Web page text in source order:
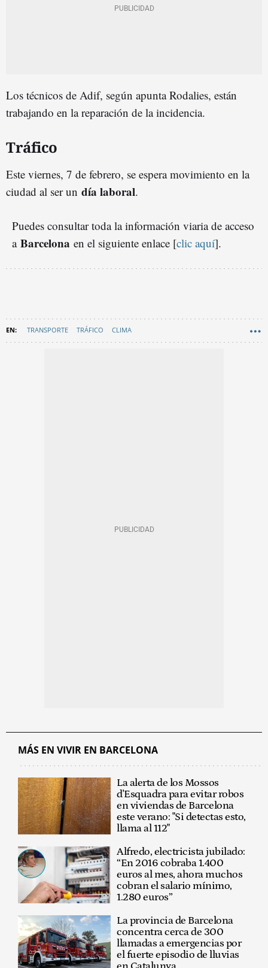
Los técnicos de Adif, según apunta Rodalies, están
trabajando en la reparación de la incidencia.
Tráfico
Este viernes, 7 de febrero, se espera movimiento en la
ciudad al ser un día laboral.
Puedes consultar toda la información viaria de acceso
a Barcelona en el siguiente enlace [clic aquí].
TRANSPORTE TRÁFICO CLIMA
MÁS EN VIVIR EN BARCELONA
La alerta de los Mossos
d'Esquadra para evitar robos
en viviendas de Barcelona
este verano: "Si detectas esto,
llama al 112"
Alfredo, electricista jubilado:
“En 2016 cobraba 1.400
euros al mes, ahora muchos
cobran el salario mínimo,
1.280 euros”
La provincia de Barcelona
concentra cerca de 300
llamadas a emergencias por
el fuerte episodio de lluvias